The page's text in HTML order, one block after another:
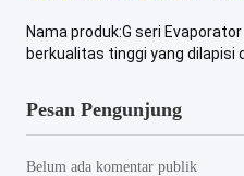
Nama produk:G seri
berkualitas tinggi yang dilapisi
Pesan Pengunjung
Belum ada komentar publik